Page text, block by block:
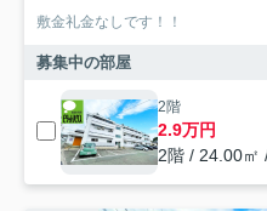
敷金礼金なしです！！
募集中の部屋
2階
2.9万円
2階 / 24.00㎡